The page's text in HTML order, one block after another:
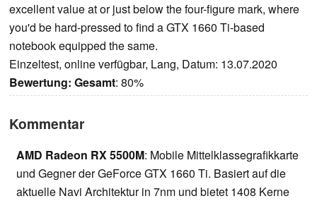
excellent value at or just below the four-figure mark, where
you'd be hard-pressed to find a GTX 1660 Ti-based
notebook equipped the same.
Einzeltest, online verfügbar, Lang, Datum: 13.07.2020
Bewertung: Gesamt: 80%
Kommentar
AMD Radeon RX 5500M: Mobile Mittelklassegrafikkarte
und Gegner der GeForce GTX 1660 Ti. Basiert auf die
aktuelle Navi Architektur in 7nm und bietet 1408 Kerne